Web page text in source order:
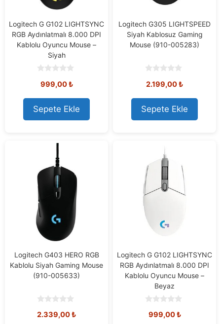
Logitech G G102 LIGHTSYNC
RGB Aydınlatmalı 8.000 DPI
Kablolu Oyuncu Mouse –
Siyah
o
t
o
f
5
999,00₺
Sepete Ekle
Logitech G305 LIGHTSPEED
Siyah Kablosuz Gaming
Mouse (910-005283)
o
t
o
f
5
2.199,00₺
Sepete Ekle
Logitech G403 HERO RGB
Kablolu Siyah Gaming Mouse
(910-005633)
o
2.339,00₺
Logitech G G102 LIGHTSYNC
RGB Aydınlatmalı 8.000 DPI
Kablolu Oyuncu Mouse –
Beyaz
o999,00₺